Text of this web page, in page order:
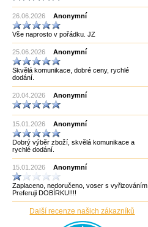
Made in India CHOPRA
Made in Taiwan
Manopoulos
MF3
mf8
MoYu
Německo
Německo Bartl
Německo HCM
New Pelikan
Old Pelikan
Out of the blue
Philos
Piatnik
Puzzle Master Kanada
QiYi
RADEMIC
Recent Toys
Robetoy
Robetoy,Bartl
Rubiks
Rumunsko
26.06.2026 Anonymní
Vše naprosto v pořádku. JZ
25.06.2026 Anonymní
Skvělá komunikace, dobré ceny, rychlé
dodání.
20.04.2026 Anonymní
15.01.2026 Anonymní
Dobrý výběr zboží, skvělá komunikace a
rychlé dodání.
15.01.2026 Anonymní
Zaplaceno, nedoručeno, voser s vyřizováním.
Preferuji DOBÍRKU!!!!
Další recenze našich zákazníků